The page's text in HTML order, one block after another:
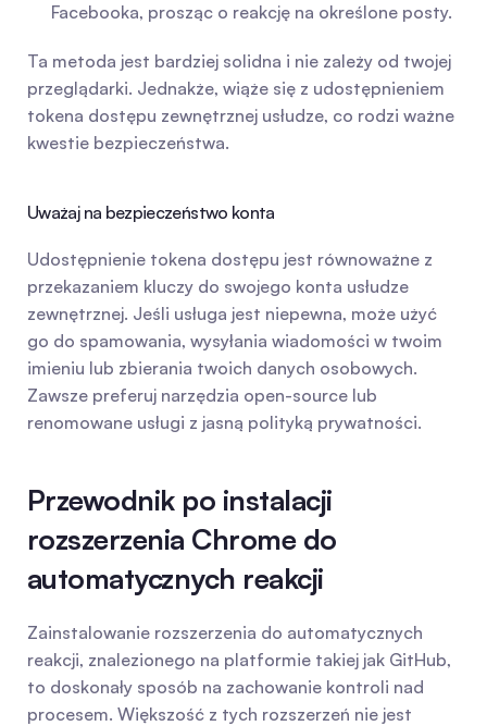
Facebooka, prosząc o reakcję na określone posty.
Ta metoda jest bardziej solidna i nie zależy od twojej
przeglądarki. Jednakże, wiąże się z udostępnieniem
tokena dostępu zewnętrznej usłudze, co rodzi ważne
kwestie bezpieczeństwa.
Uważaj na bezpieczeństwo konta
Udostępnienie tokena dostępu jest równoważne z
przekazaniem kluczy do swojego konta usłudze
zewnętrznej. Jeśli usługa jest niepewna, może użyć
go do spamowania, wysyłania wiadomości w twoim
imieniu lub zbierania twoich danych osobowych.
Zawsze preferuj narzędzia open-source lub
renomowane usługi z jasną polityką prywatności.
Przewodnik po instalacji
rozszerzenia Chrome do
automatycznych reakcji
Zainstalowanie rozszerzenia do automatycznych
reakcji, znalezionego na platformie takiej jak GitHub,
to doskonały sposób na zachowanie kontroli nad
procesem. Większość z tych rozszerzeń nie jest